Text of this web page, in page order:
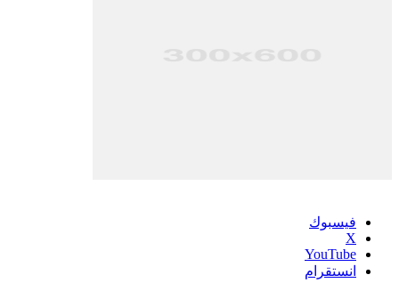
فيسبوك
‫X
‫YouTube
انستقرام